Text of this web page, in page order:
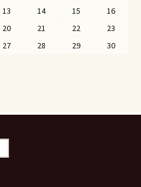
13 14 15
16
20 21 22
23
27 28 29
30